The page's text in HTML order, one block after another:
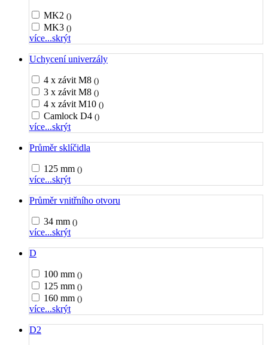
MK2 ()
MK3 ()
více...skrýt
Uchycení univerzály
4 x závit M8 ()
3 x závit M8 ()
4 x závit M10 ()
Camlock D4 ()
více...skrýt
Průměr sklíčidla
125 mm ()
více...skrýt
Průměr vnitřního otvoru
34 mm ()
více...skrýt
D
100 mm ()
125 mm ()
160 mm ()
více...skrýt
D2